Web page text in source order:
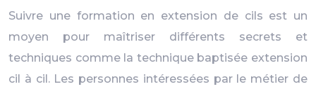
Suivre une formation en extension de cils est un
moyen pour maîtriser différents secrets et
techniques comme la technique baptisée extension
cil à cil. Les personnes intéressées par le métier de